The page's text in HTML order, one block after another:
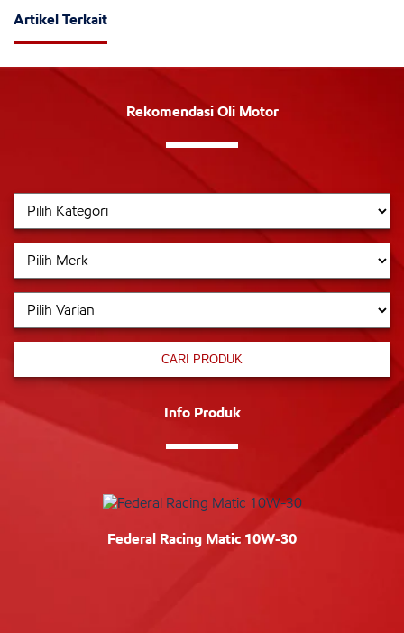
Artikel Terkait
Rekomendasi Oli Motor
CARI PRODUK
Info Produk
Federal Racing Matic 10W-30